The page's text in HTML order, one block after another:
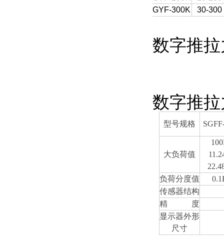
SGYF-300K
30-300
数字推
数字推
型号规格
大负荷值
负荷分度值
传感器结构
精 度
显示器外形
尺寸